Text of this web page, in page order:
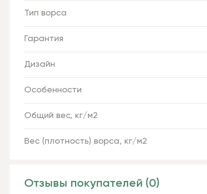
Тип ворса
Гарантия
Дизайн
Особенности
Общий вес, кг/м2
Вес (плотность) ворса, кг/м2
Отзывы покупателей (0)